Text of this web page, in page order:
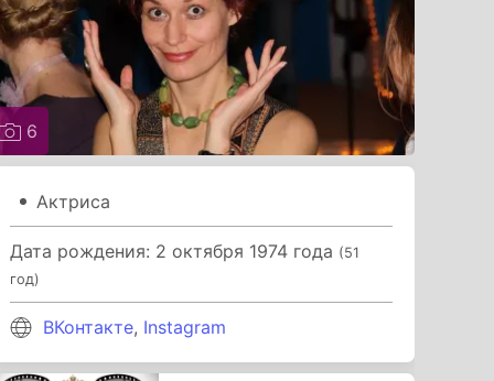
6
Актриса
Дата рождения: 2 октября 1974 года (51
год)
ВКонтакте, Instagram